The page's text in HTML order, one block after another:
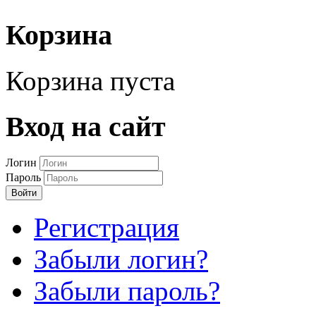
Корзина
Корзина пуста
Вход на сайт
Логин
Пароль
Войти
Регистрация
Забыли логин?
Забыли пароль?